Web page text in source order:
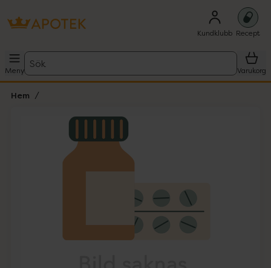
Kundklubb Recept
Meny
Sök
Varukorg
Hem
Lista: . Innehåller 1 objekt.